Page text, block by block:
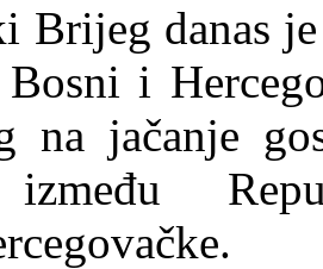
Brijeg danas
i
na jačanje
između